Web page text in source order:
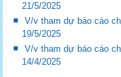
21/5/2025
V/v tham dự báo cáo
19/5/2025
V/v tham dự báo cáo
14/4/2025